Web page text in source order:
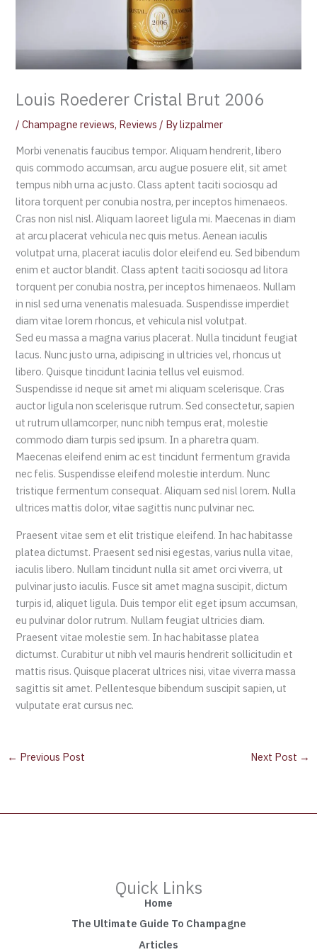
Louis Roederer Cristal Brut 2006
/Champagne reviews, Reviews / Bylizpalmer
Morbi venenatis faucibus tempor. Aliquam hendrerit, libero
quis commodo accumsan, arcu augue posuere elit, sit amet
tempus nibh urna ac justo. Class aptent taciti sociosqu ad
litora torquent per conubia nostra, per inceptos himenaeos.
Cras non nisl nisl. Aliquam laoreet ligula mi. Maecenas in diam
at arcu placerat vehicula nec quis metus. Aenean iaculis
volutpat urna, placerat iaculis dolor eleifend eu. Sed bibendum
enim et auctor blandit. Class aptent taciti sociosqu ad litora
torquent per conubia nostra, per inceptos himenaeos. Nullam
in nisl sed urna venenatis malesuada. Suspendisse imperdiet
diam vitae lorem rhoncus, et vehicula nisl volutpat.
Sed eu massa a magna varius placerat. Nulla tincidunt feugiat
lacus. Nunc justo urna, adipiscing in ultricies vel, rhoncus ut
libero. Quisque tincidunt lacinia tellus vel euismod.
Suspendisse id neque sit amet mi aliquam scelerisque. Cras
auctor ligula non scelerisque rutrum. Sed consectetur, sapien
ut rutrum ullamcorper, nunc nibh tempus erat, molestie
commodo diam turpis sed ipsum. In a pharetra quam.
Maecenas eleifend enim ac est tincidunt fermentum gravida
nec felis. Suspendisse eleifend molestie interdum. Nunc
tristique fermentum consequat. Aliquam sed nisl lorem. Nulla
ultrices mattis dolor, vitae sagittis nunc pulvinar nec.
Praesent vitae sem et elit tristique eleifend. In hac habitasse
platea dictumst. Praesent sed nisi egestas, varius nulla vitae,
iaculis libero. Nullam tincidunt nulla sit amet orci viverra, ut
pulvinar justo iaculis. Fusce sit amet magna suscipit, dictum
turpis id, aliquet ligula. Duis tempor elit eget ipsum accumsan,
eu pulvinar dolor rutrum. Nullam feugiat ultricies diam.
Praesent vitae molestie sem. In hac habitasse platea
dictumst. Curabitur ut nibh vel mauris hendrerit sollicitudin et
mattis risus. Quisque placerat ultrices nisi, vitae viverra massa
sagittis sit amet. Pellentesque bibendum suscipit sapien, ut
vulputate erat cursus nec.
← Previous Post Next Post →
Quick Links
Home
The Ultimate Guide To Champagne
Articles